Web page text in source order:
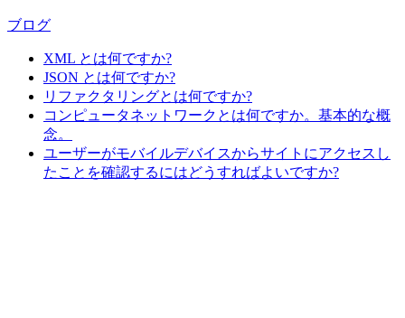
ブログ
XML とは何ですか?
JSON とは何ですか?
リファクタリングとは何ですか?
コンピュータネットワークとは何ですか。基本的な概
念。
ユーザーがモバイルデバイスからサイトにアクセスし
たことを確認するにはどうすればよいですか?